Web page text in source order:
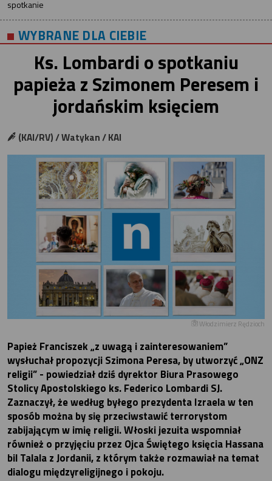
spotkanie
WYBRANE DLA CIEBIE
Ks. Lombardi o spotkaniu
papieża z Szimonem Peresem i
jordańskim księciem
(KAI/RV) / Watykan / KAI
Włodzimierz Rędzioch
Papież Franciszek „z uwagą i zainteresowaniem”
wysłuchał propozycji Szimona Peresa, by utworzyć „ONZ
religii” - powiedział dziś dyrektor Biura Prasowego
Stolicy Apostolskiego ks. Federico Lombardi SJ.
Zaznaczył, że według byłego prezydenta Izraela w ten
sposób można by się przeciwstawić terrorystom
zabijającym w imię religii. Włoski jezuita wspomniał
również o przyjęciu przez Ojca Świętego księcia Hassana
bil Talala z Jordanii, z którym także rozmawiał na temat
dialogu międzyreligijnego i pokoju.